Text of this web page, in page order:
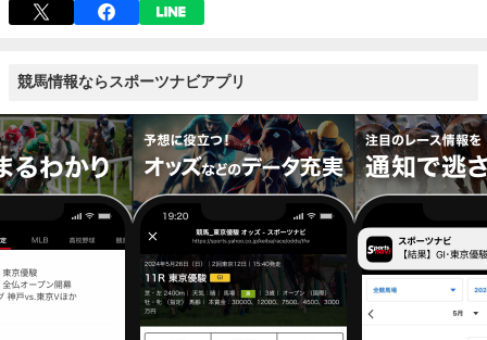
競馬情報ならスポーツナビアプリ